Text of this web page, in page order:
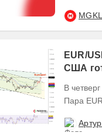
MGKL
EUR/
США
В
Пара